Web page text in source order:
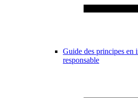
Guide des principes en
responsable